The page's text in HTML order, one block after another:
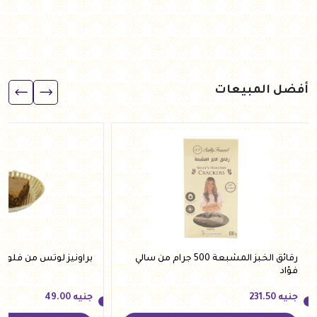
أفضل المبيعات
رقائق الخبز المشبعة 500 جرام من سالي
فؤاد
جنيه 231.50
براونيز لوتس من
جنيه 49.00